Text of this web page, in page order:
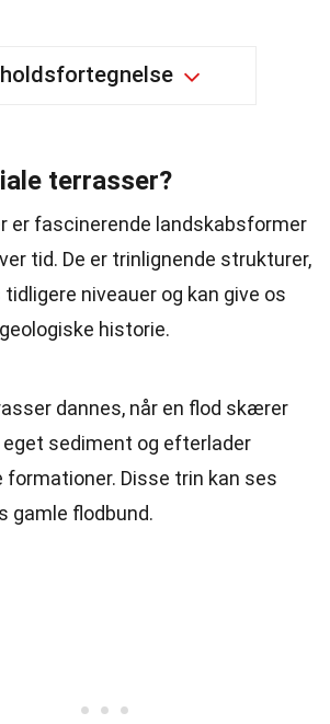
terrasser?
er fascinerende landskabsformer
tid. De er trinlignende strukturer,
niveauer og kan give os
historie.
dannes, når en flod skærer
eget sediment og efterlader
formationer. Disse trin kan ses
gamle flodbund.